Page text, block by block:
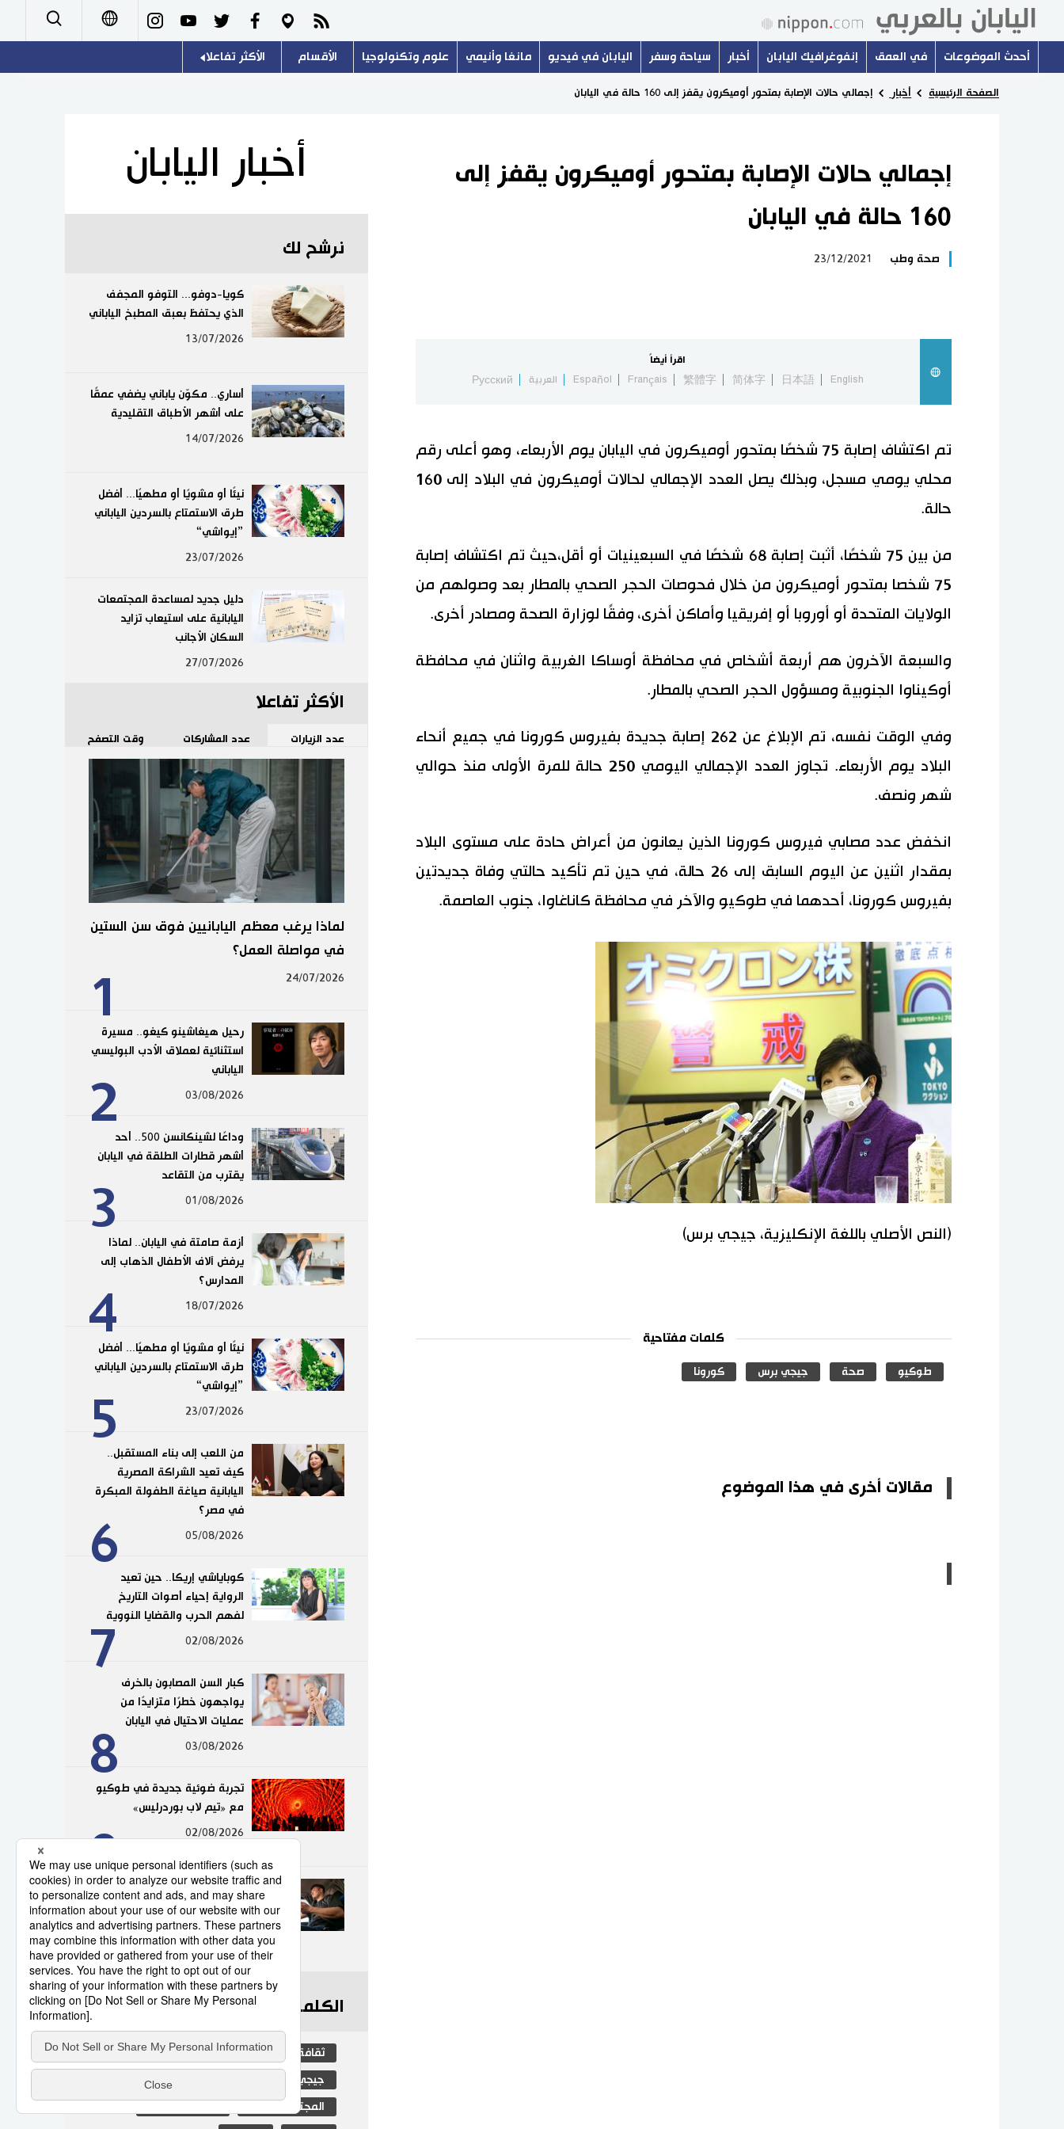
أحدث الموضوعات في العمق إنفوغرافيك اليابان أخبار سياحة وسفر اليابان في فيديو مانغا وأنيمي علوم وتكنولوجيا الأقسام
تجارب وآراء
سياسة
اقتصاد
مجتمع
ثقافة
طوكيو
الأكثر تفاعلا
هو وهي
المطبخ الياباني
الصفحة الرئيسية أخبار إجمالي حالات الإصابة بمتحور أوميكرون يقفز إلى 160 حالة في اليابان
إجمالي حالات الإصابة بمتحور أوميكرون يقفز إلى
160 حالة في اليابان
صحة وطب 23/12/2021
اقرأ أيضاً
English
日本語
简体字
繁體字
Français
Español العربية Русский
تم اكتشاف إصابة 75 شخصًا بمتحور أوميكرون في اليابان يوم الأربعاء، وهو أعلى رقم
محلي يومي مسجل، وبذلك يصل العدد الإجمالي لحالات أوميكرون في البلاد إلى 160
حالة.
من بين 75 شخصًا، أثبت إصابة 68 شخصًا في السبعينيات أو أقل،حيث تم اكتشاف إصابة
75 شخصا بمتحور أوميكرون من خلال فحوصات الحجر الصحي بالمطار بعد وصولهم من
الولايات المتحدة أو أوروبا أو إفريقيا وأماكن أخرى، وفقًا لوزارة الصحة ومصادر أخرى.
والسبعة الآخرون هم أربعة أشخاص في محافظة أوساكا الغربية واثنان في محافظة
أوكيناوا الجنوبية ومسؤول الحجر الصحي بالمطار.
وفي الوقت نفسه، تم الإبلاغ عن 262 إصابة جديدة بفيروس كورونا في جميع أنحاء
البلاد يوم الأربعاء. تجاوز العدد الإجمالي اليومي 250 حالة للمرة الأولى منذ حوالي
شهر ونصف.
انخفض عدد مصابي فيروس كورونا الذين يعانون من أعراض حادة على مستوى البلاد
بمقدار اثنين عن اليوم السابق إلى 26 حالة، في حين تم تأكيد حالتي وفاة جديدتين
بفيروس كورونا، أحدهما في طوكيو والآخر في محافظة كاناغاوا، جنوب العاصمة.
(النص الأصلي باللغة الإنكليزية، جيجي برس)
كلمات مفتاحية
طوكيو صحة جيجي برس كورونا
مقالات أخرى في هذا الموضوع
أخبار اليابان
نرشح لك
كويا-دوفو... التوفو المجفف
الذي يحتفظ بعبق المطبخ الياباني
13/07/2026
أساري.. مكوّن ياباني يضفي عمقًا
على أشهر الأطباق التقليدية
14/07/2026
نيئًا أو مشويًا أو مطهيًا... أفضل
طرق الاستمتاع بالسردين الياباني
”إيواشي“
23/07/2026
دليل جديد لمساعدة المجتمعات
اليابانية على استيعاب تزايد
السكان الأجانب
27/07/2026
الأكثر تفاعلا
عدد الزيارات عدد المشاركات وقت التصفح
1
لماذا يرغب معظم اليابانيين فوق سن الستين
في مواصلة العمل؟
24/07/2026
2
رحيل هيغاشينو كيغو.. مسيرة
استثنائية لعملاق الأدب البوليسي
الياباني
03/08/2026
3
وداعًا لشينكانسن 500.. أحد
أشهر قطارات الطلقة في اليابان
يقترب من التقاعد
01/08/2026
4
أزمة صامتة في اليابان.. لماذا
يرفض آلاف الأطفال الذهاب إلى
المدارس؟
18/07/2026
5
نيئًا أو مشويًا أو مطهيًا... أفضل
طرق الاستمتاع بالسردين الياباني
”إيواشي“
23/07/2026
6
من اللعب إلى بناء المستقبل..
كيف تعيد الشراكة المصرية
اليابانية صياغة الطفولة المبكرة
في مصر؟
05/08/2026
7
كوباياشي إريكا.. حين تعيد
الرواية إحياء أصوات التاريخ
لفهم الحرب والقضايا النووية
02/08/2026
8
كبار السن المصابون بالخرف
يواجهون خطرًا متزايدًا من
عمليات الاحتيال في اليابان
03/08/2026
9
تجربة ضوئية جديدة في طوكيو
مع «تيم لاب بوردرليس»
02/08/2026
10
عدد قياسي لحوادث المرور
الناجمة عن استخدام الهواتف
الذكية في اليابان
10/07/2026
الكلمات الأكثر بحثا
ثقافة اليابان التعليم الياباني
جيجي برس
المجتمع الياباني